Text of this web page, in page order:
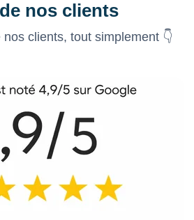
nos clients
clients, tout simplement 👇